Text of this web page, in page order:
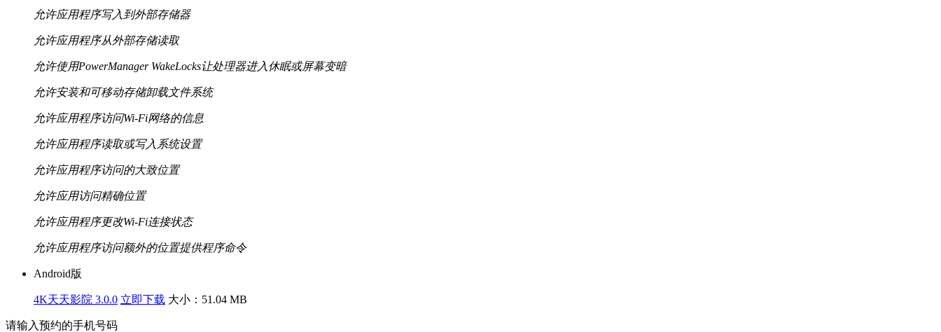
允许应用程序写入到外部存储器
允许应用程序从外部存储读取
允许使用PowerManager WakeLocks让处理器进入休眠或屏幕变暗
允许安装和可移动存储卸载文件系统
允许应用程序访问Wi-Fi网络的信息
允许应用程序读取或写入系统设置
允许应用程序访问的大致位置
允许应用访问精确位置
允许应用程序更改Wi-Fi连接状态
允许应用程序访问额外的位置提供程序命令
Android版
4K天天影院 3.0.0 立即下载 大小：51.04 MB
请输入预约的手机号码